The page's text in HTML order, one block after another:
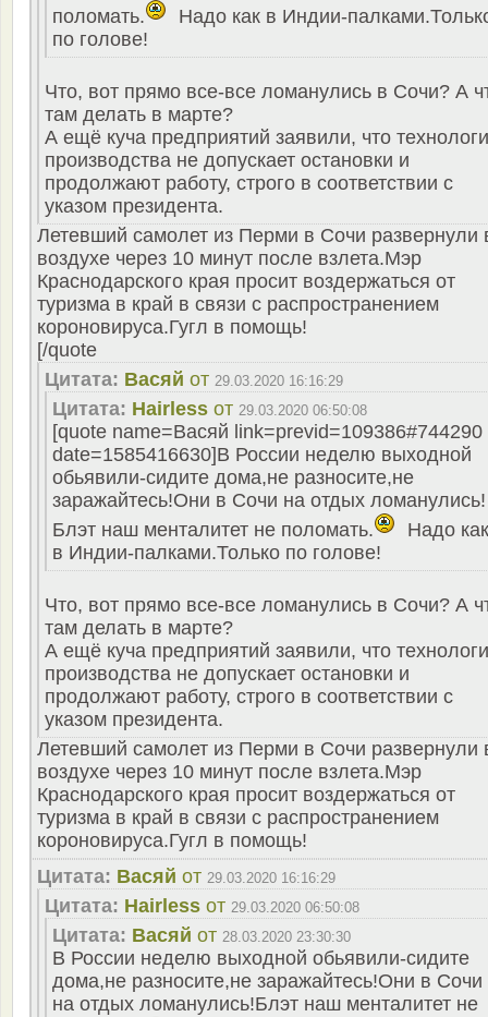
поломать.
Надо как в Индии-
по голове!
Что, вот прямо все-все ломанулись в Сочи? А
там делать в марте?
А ещё куча предприятий заявили, что
производства не допускает остановки и
продолжают работу, строго в соответствии с
указом президента.
Летевший самолет из Перми в Сочи развернули
воздухе через 10 минут после взлета.Мэр
Краснодарского края просит воздержаться от
туризма в край в связи с распространением
короновируса.Гугл в помощь!
[/quote
Цитата: Васяй от 29.03.2020 16:16:29
Цитата: Hairless от 29.03.2020 06:50:08
[quote name=Васяй link=previd=109386#744290
date=1585416630]В России неделю выходной
обьявили-сидите дома,не разносите,не
заражайтесь!Они в Сочи на отдых ломанулись!
Блэт наш менталитет не поломать.
Надо как
в Индии-палками.Только по голове!
Что, вот прямо все-все ломанулись в Сочи? А
там делать в марте?
А ещё куча предприятий заявили, что
производства не допускает остановки и
продолжают работу, строго в соответствии с
указом президента.
Летевший самолет из Перми в Сочи развернули
воздухе через 10 минут после взлета.Мэр
Краснодарского края просит воздержаться от
туризма в край в связи с распространением
короновируса.Гугл в помощь!
Цитата: Васяй от 29.03.2020 16:16:29
Цитата: Hairless от 29.03.2020 06:50:08
Цитата: Васяй от 28.03.2020 23:30:30
В России неделю выходной обьявили-сидите
дома,не разносите,не заражайтесь!Они в Сочи
на отдых ломанулись!Блэт наш менталитет не